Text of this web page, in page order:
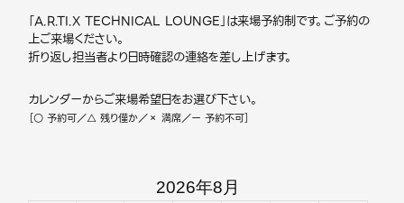
「A.R.TI.X TECHNICAL LOUNGE」は来場予約制です。ご予約の
上ご来場ください。
折り返し担当者より日時確認の連絡を差し上げます。
カレンダーからご来場希望日をお選び下さい。
［○ 予約可／△ 残り僅か／× 満席／ー 予約不可］
2026年8月